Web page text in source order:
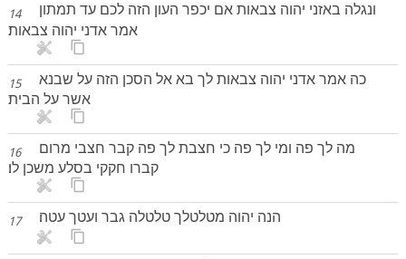
14
ונגלה באזני יהוה צבאות אם יכפר העון הזה לכם עד תמתון
אמר אדני יהוה צבאות׃
15
כה אמר אדני יהוה צבאות לך בא אל הסכן הזה על שבנא
אשר על הבית׃
16
מה לך פה ומי לך פה כי חצבת לך פה קבר חצבי מרום
קברו חקקי בסלע משכן לו׃
17 הנה יהוה מטלטלך טלטלה גבר ועטך עטה׃